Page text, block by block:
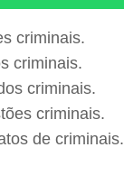
criminais.
criminais.
criminais.
criminais.
de criminais.